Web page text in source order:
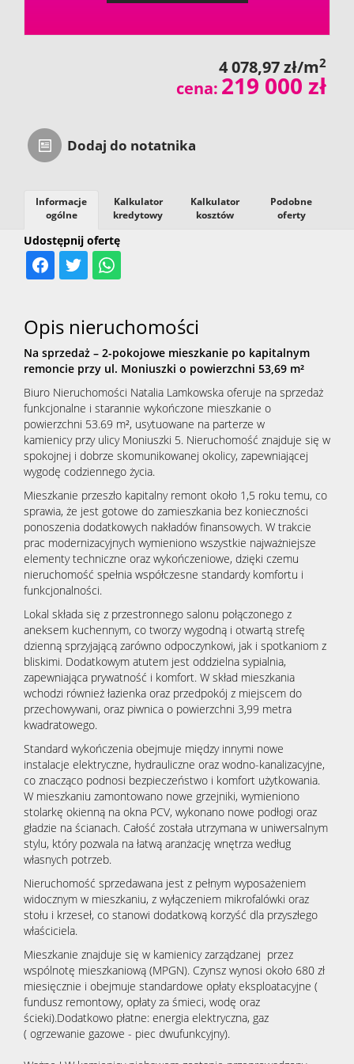
4 078,97 zł/m2
cena: 219 000 zł
Dodaj do notatnika
Udostępnij ofertę
Informacje
ogólne
Kalkulator
kredytowy
Kalkulator
kosztów
Podobne
oferty
Opis nieruchomości
Na sprzedaż – 2-pokojowe mieszkanie po kapitalnym
remoncie przy ul. Moniuszki o powierzchni 53,69 m²
Biuro Nieruchomości Natalia Lamkowska oferuje na sprzedaż
funkcjonalne i starannie wykończone mieszkanie o
powierzchni 53.69 m², usytuowane na parterze w
kamienicy przy ulicy Moniuszki 5. Nieruchomość znajduje się w
spokojnej i dobrze skomunikowanej okolicy, zapewniającej
wygodę codziennego życia.
Mieszkanie przeszło kapitalny remont około 1,5 roku temu, co
sprawia, że jest gotowe do zamieszkania bez konieczności
ponoszenia dodatkowych nakładów finansowych. W trakcie
prac modernizacyjnych wymieniono wszystkie najważniejsze
elementy techniczne oraz wykończeniowe, dzięki czemu
nieruchomość spełnia współczesne standardy komfortu i
funkcjonalności.
Lokal składa się z przestronnego salonu połączonego z
aneksem kuchennym, co tworzy wygodną i otwartą strefę
dzienną sprzyjającą zarówno odpoczynkowi, jak i spotkaniom z
bliskimi. Dodatkowym atutem jest oddzielna sypialnia,
zapewniająca prywatność i komfort. W skład mieszkania
wchodzi również łazienka oraz przedpokój z miejscem do
przechowywani, oraz piwnica o powierzchni 3,99 metra
kwadratowego.
Standard wykończenia obejmuje między innymi nowe
instalacje elektryczne, hydrauliczne oraz wodno-kanalizacyjne,
co znacząco podnosi bezpieczeństwo i komfort użytkowania.
W mieszkaniu zamontowano nowe grzejniki, wymieniono
stolarkę okienną na okna PCV, wykonano nowe podłogi oraz
gładzie na ścianach. Całość została utrzymana w uniwersalnym
stylu, który pozwala na łatwą aranżację wnętrza według
własnych potrzeb.
Nieruchomość sprzedawana jest z pełnym wyposażeniem
widocznym w mieszkaniu, z wyłączeniem mikrofalówki oraz
stołu i krzeseł, co stanowi dodatkową korzyść dla przyszłego
właściciela.
Mieszkanie znajduje się w kamienicy zarządzanej przez
wspólnotę mieszkaniową (MPGN). Czynsz wynosi około 680 zł
miesięcznie i obejmuje standardowe opłaty eksploatacyjne (
fundusz remontowy, opłaty za śmieci, wodę oraz
ścieki).Dodatkowo płatne: energia elektryczna, gaz
( ogrzewanie gazowe - piec dwufunkcyjny).